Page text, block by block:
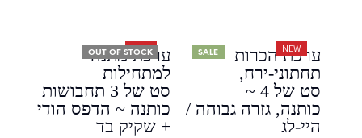
OUT OF STOCK
NEW
ערכת מתנה
למתחילות
סט של 3 תחבושות
כותנה ~ הדפס הודי
+ שקיק בד
SALE NEW
ערכת הכרות
תחתוני-ירח,
סט של 4 ~
כותנה, גזרה גבוהה /
היי-לג